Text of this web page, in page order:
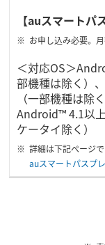
【auスマートパ
お申し込み必要。
＜対応OS＞
部機種は除く）
（一部機種は除
Android™ 4.1以
ケータイ除く）
詳細は下記ぺージで
auスマートパスプ